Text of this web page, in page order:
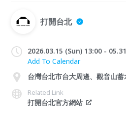
打開台北
2026.03.15 (Sun) 13:00 -
Add To Calendar
台灣台北市台大周邊、觀音山
Related Link
打開台北官方網站